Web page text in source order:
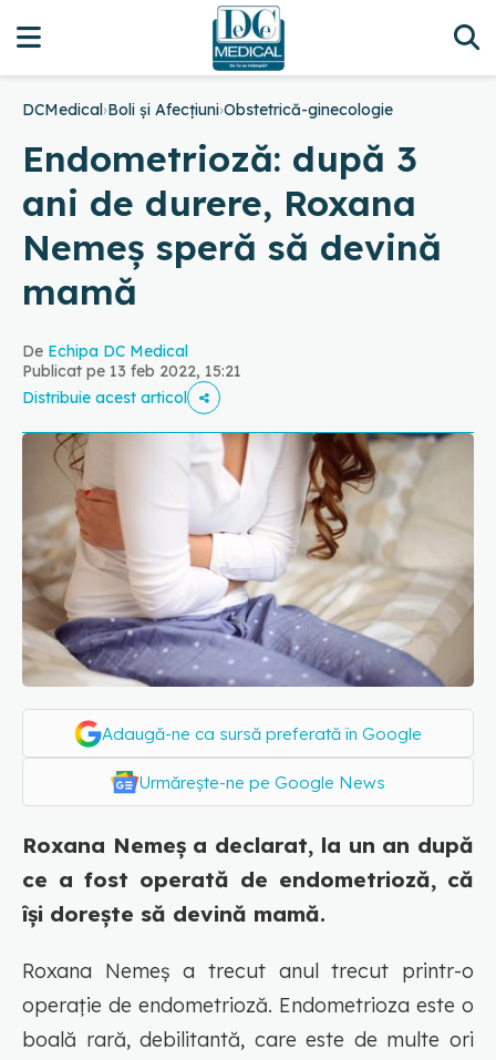
DCMedical›Boli și Afecțiuni›Obstetrică-ginecologie
Endometrioză: după 3
ani de durere, Roxana
Nemeș speră să devină
mamă
De Echipa DC Medical
Publicat pe 13 feb 2022, 15:21
Distribuie acest articol
Adaugă-ne ca sursă preferată în Google
Urmărește-ne pe Google News
Roxana Nemeș a declarat, la un an după
ce a fost operată de endometrioză, că
își dorește să devină mamă.
Roxana Nemeș a trecut anul trecut printr-o
operație de endometrioză. Endometrioza este o
boală rară, debilitantă, care este de multe ori